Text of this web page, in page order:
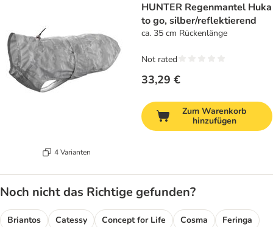
4 Varianten
HUNTER Regenmantel Huka
to go, silber/reflektierend
ca. 35 cm Rückenlänge
33,29 €
Not rated
Zum Warenkorb
hinzufügen
Noch nicht das Richtige gefunden?
Briantos Catessy Concept for Life Cosma
Feringa